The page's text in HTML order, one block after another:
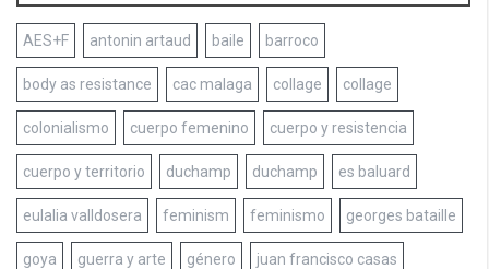
AES+F antonin artaud baile barroco
body as resistance cac malaga collage collage
colonialismo cuerpo femenino cuerpo y resistencia
cuerpo y territorio duchamp duchamp es baluard
eulalia valldosera feminism feminismo georges bataille
goya guerra y arte género juan francisco casas